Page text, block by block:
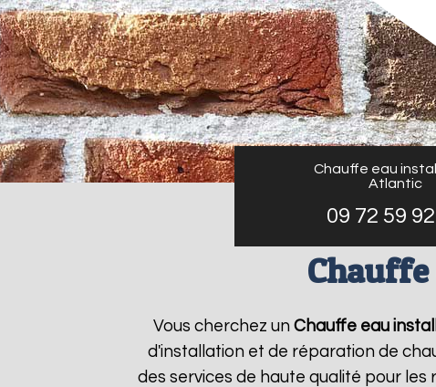
Chauffe eau
Atlantic
09 72 59
Vous cherchez un Chauffe eau
d'installation et de réparation de
des services de haute qualité pour